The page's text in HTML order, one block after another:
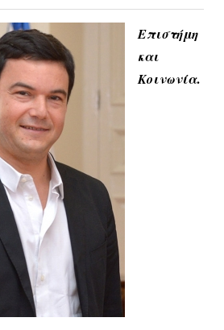
Επιστήμη
και
Κοινωνία.